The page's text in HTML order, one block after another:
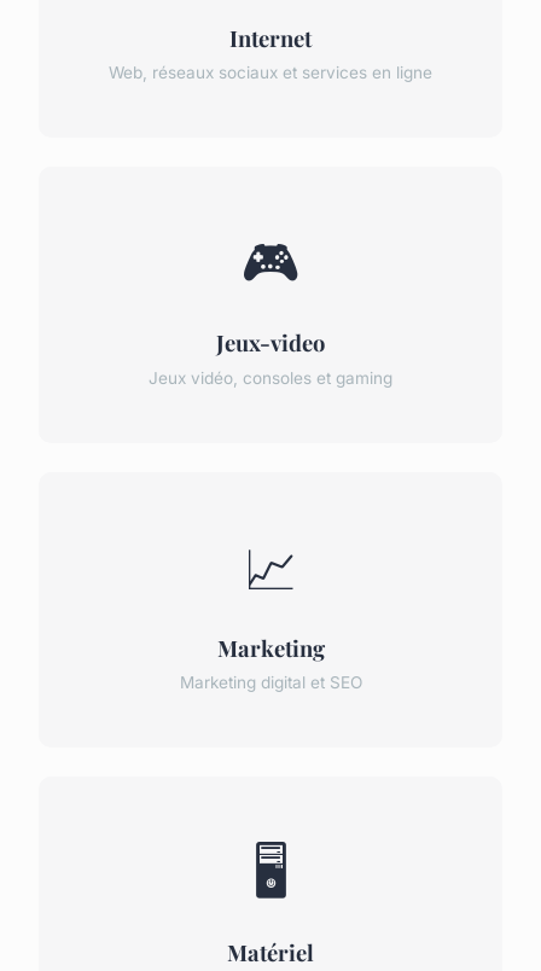
Internet
Web, réseaux sociaux et services en ligne
🎮
Jeux-video
Jeux vidéo, consoles et gaming
📈
Marketing
Marketing digital et SEO
🖥️
Matériel